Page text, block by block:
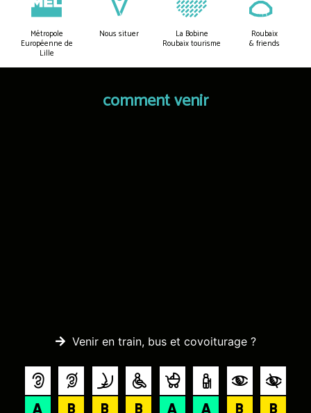
Métropole
Européenne de
Lille
Nous situer La Bobine
Roubaix tourisme
Roubaix
& friends
comment venir
Venir en train, bus et covoiturage ?